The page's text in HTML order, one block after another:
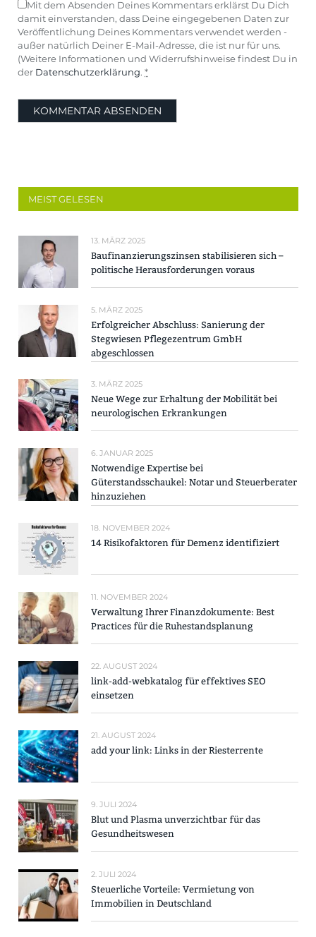
Mit dem Absenden Deines Kommentars erklärst Du Dich
damit einverstanden, dass Deine eingegebenen Daten zur
Veröffentlichung Deines Kommentars verwendet werden -
außer natürlich Deiner E-Mail-Adresse, die ist nur für uns.
(Weitere Informationen und Widerrufshinweise findest Du in
der Datenschutzerklärung. *
MEIST GELESEN
13. MÄRZ 2025
Baufinanzierungszinsen stabilisieren sich –
politische Herausforderungen voraus
5. MÄRZ 2025
Erfolgreicher Abschluss: Sanierung der
Stegwiesen Pflegezentrum GmbH
abgeschlossen
3. MÄRZ 2025
Neue Wege zur Erhaltung der Mobilität bei
neurologischen Erkrankungen
6. JANUAR 2025
Notwendige Expertise bei
Güterstandsschaukel: Notar und Steuerberater
hinzuziehen
18. NOVEMBER 2024
14 Risikofaktoren für Demenz identifiziert
11. NOVEMBER 2024
Verwaltung Ihrer Finanzdokumente: Best
Practices für die Ruhestandsplanung
22. AUGUST 2024
link-add-webkatalog für effektives SEO
einsetzen
21. AUGUST 2024
add your link: Links in der Riesterrente
9. JULI 2024
Blut und Plasma unverzichtbar für das
Gesundheitswesen
2. JULI 2024
Steuerliche Vorteile: Vermietung von
Immobilien in Deutschland